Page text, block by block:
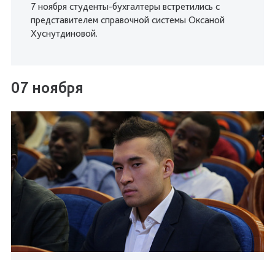
7 ноября студенты-бухгалтеры встретились с
представителем справочной системы Оксаной
Хуснутдиновой.
07 ноября